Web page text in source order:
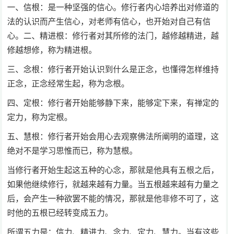
一、信根：是一种坚强的信心。修行者内心培养出对修道的
法的认识而产生信心，对老师有信心，也开始对自己有信
心。二、精进根：修行者对其所修的法门，越修越精进，越
修越想修，称为精进根。
三、念根：修行者开始认识到什么是正念，也懂得怎样维持
正念，正念经常生起，称为念根。
四、定根：修行者开始能够静下来，能够定下来，有禅定的
定力，称为定根。
五、慧根：修行者开始会用心去观察佛法所阐明的道理，这
绝对不是学习思惟而已，称为慧根。
当修行者开始生起这五种的心念，那就是他具有五根之后，
如果他继续修行，就越来越有力量。当五根越来越有力量之
后，会产生一种欲罢不能的情况，那就是他非修不可了，这
时他的五根已经转变成五力。
所谓五力是：信力、精进力、念力、定力、慧力。当有这些